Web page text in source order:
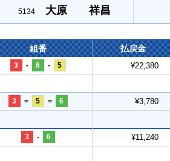
5134 大原 祥昌
組番 払戻金
3 - 6 - 5 ¥22,380
3 = 5 = 6 ¥3,780
3 - 6 ¥11,240